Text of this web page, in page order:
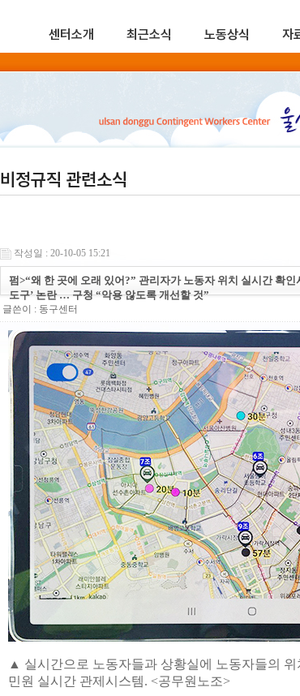
센터소개 최근소식 노동상식 자
비정규직 관련소식
작성일 : 20-10-05 15:21
펌>“왜 한 곳에 오래 있어?” 관리자가 노동자 위치 실시간 확인
도구’ 논란 … 구청 “악용 않도록 개선할 것”
글쓴이 : 동구센터
▲ 실시간으로 노동자들과 상황실에 노동자들의
민원 실시간 관제시스템. <공무원노조>